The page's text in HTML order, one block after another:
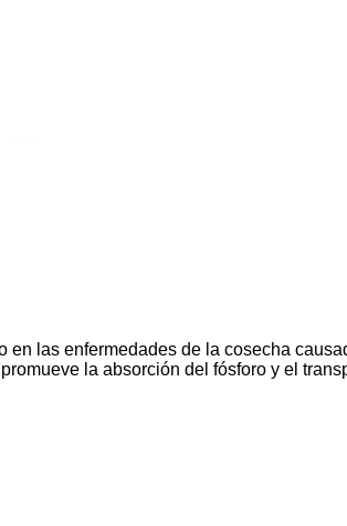
las enfermedades de la cosecha
la absorción del fósforo y el